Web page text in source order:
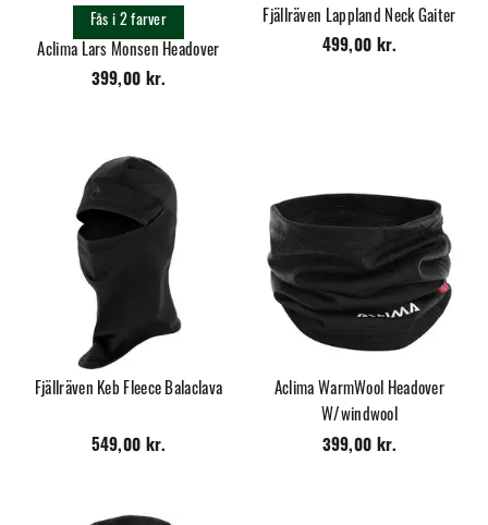
Aclima Lars Monsen Headover
399,00 kr.
Fås i 2 farver
Fjällräven Lappland Neck Gaiter
499,00 kr.
Fjällräven Keb Fleece Balaclava
549,00 kr.
Aclima WarmWool Headover
W/windwool
399,00 kr.